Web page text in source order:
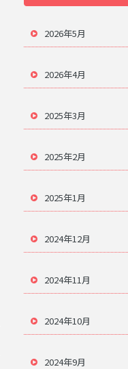
2026年5月
2026年4月
2025年3月
2025年2月
2025年1月
2024年12月
2024年11月
2024年10月
2024年9月